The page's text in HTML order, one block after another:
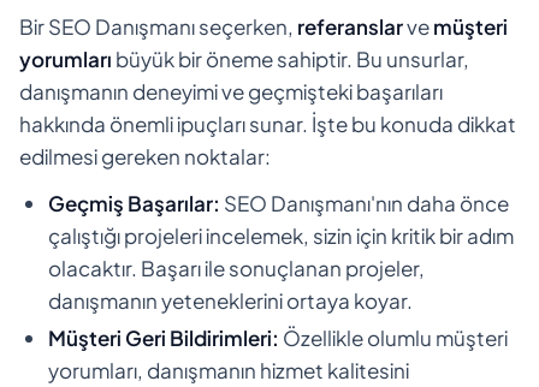
Bir SEO Danışmanı seçerken, referanslarvemüşteri
yorumları büyük bir öneme sahiptir. Bu unsurlar,
danışmanın deneyimi ve geçmişteki başarıları
hakkında önemli ipuçları sunar. İşte bu konuda dikkat
edilmesi gereken noktalar:
Geçmiş Başarılar: SEO Danışmanı'nın daha önce
çalıştığı projeleri incelemek, sizin için kritik bir adım
olacaktır. Başarı ile sonuçlanan projeler,
danışmanın yeteneklerini ortaya koyar.
Müşteri Geri Bildirimleri: Özellikle olumlu müşteri
yorumları, danışmanın hizmet kalitesini